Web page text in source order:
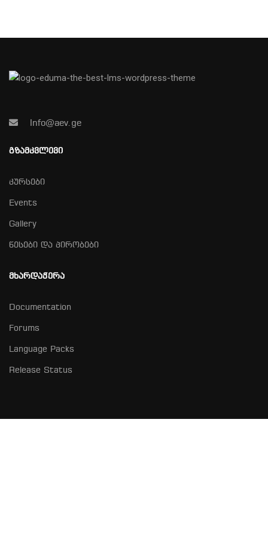
Info@aev.ge
ᲒᲖᲐᲛᲙᲕᲚᲔᲕᲘ
კურსები
Events
Gallery
წესები და პირობები
ᲛᲮᲐᲠᲓᲐᲭᲔᲠᲐ
Documentation
Forums
Language Packs
Release Status